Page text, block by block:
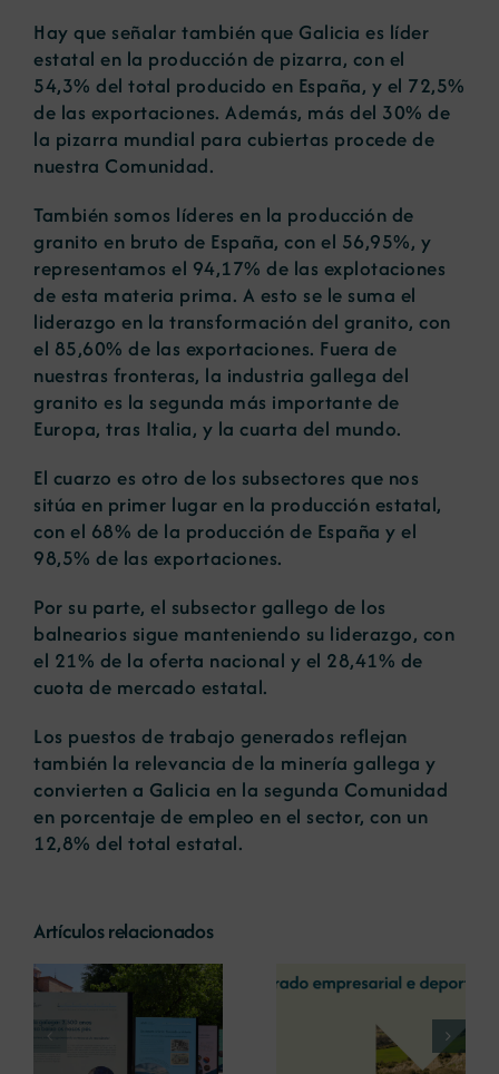
Hay que señalar también que Galicia es líder
estatal en la producción de pizarra, con el
54,3% del total producido en España, y el 72,5%
de las exportaciones. Además, más del 30% de
la pizarra mundial para cubiertas procede de
nuestra Comunidad.
También somos líderes en la producción de
granito en bruto de España, con el 56,95%, y
representamos el 94,17% de las explotaciones
de esta materia prima. A esto se le suma el
liderazgo en la transformación del granito, con
el 85,60% de las exportaciones. Fuera de
nuestras fronteras, la industria gallega del
granito es la segunda más importante de
Europa, tras Italia, y la cuarta del mundo.
El cuarzo es otro de los subsectores que nos
sitúa en primer lugar en la producción estatal,
con el 68% de la producción de España y el
98,5% de las exportaciones.
Por su parte, el subsector gallego de los
balnearios sigue manteniendo su liderazgo, con
el 21% de la oferta nacional y el 28,41% de
cuota de mercado estatal.
Los puestos de trabajo generados reflejan
también la relevancia de la minería gallega y
convierten a Galicia en la segunda Comunidad
en porcentaje de empleo en el sector, con un
12,8% del total estatal.
Artículos relacionados
La COMG reúne a
dos líderes
empresarias con
motivo de su
La OIPE y el
CRETUS
presentan las
últimas